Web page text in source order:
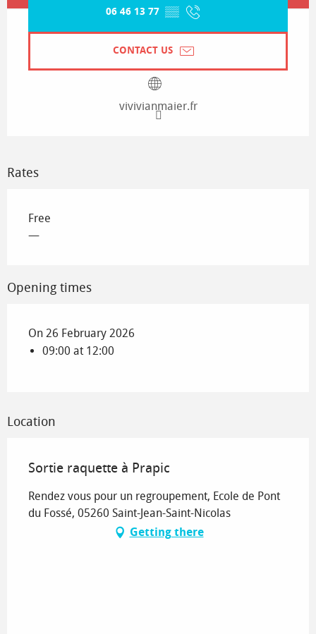
06 46 13 77 ▒▒
CONTACT US
vivivianmaier.fr
Rates
Free
—
Opening times
On 26 February 2026
09:00 at 12:00
Location
Sortie raquette à Prapic
Rendez vous pour un regroupement, Ecole de Pont
du Fossé, 05260 Saint-Jean-Saint-Nicolas
Getting there